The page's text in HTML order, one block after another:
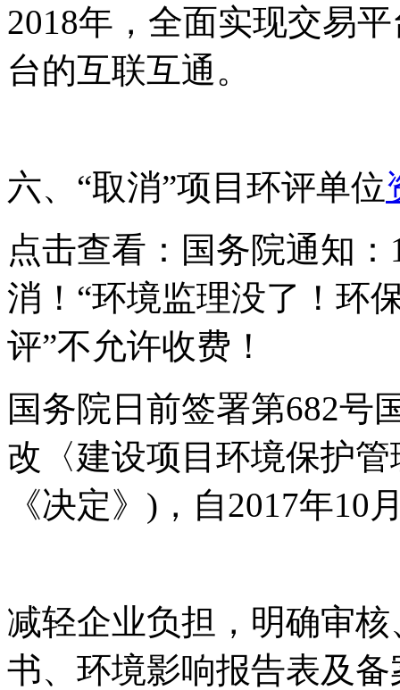
2018年，全面实现交易
台的互联互通。
六、“取消”项目环评单位
点击查看：国务院通知
消！“环境监理没了！环
评”不允许收费！
国务院日前签署第682号
改〈建设项目环境保护
《决定》)，自2017年10
减轻企业负担，明确审
书、环境影响报告表及